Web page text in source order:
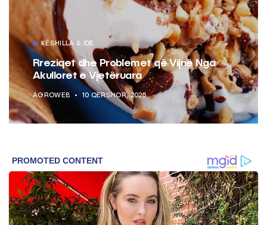
KËSHILLA & IDE
Rreziqet dhe Problemet që Vijnë Nga
Akulloret e Vjetëruara
AGROWEB 10 QERSHOR, 2025